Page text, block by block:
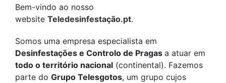
Bem-vindo ao nosso
website Teledesinfestação.pt.
Somos uma empresa especialista em
Desinfestações e Controlo de Pragas a atuar em
todo o território nacional (continental). Fazemos
parte do Grupo Telesgotos, um grupo cujos